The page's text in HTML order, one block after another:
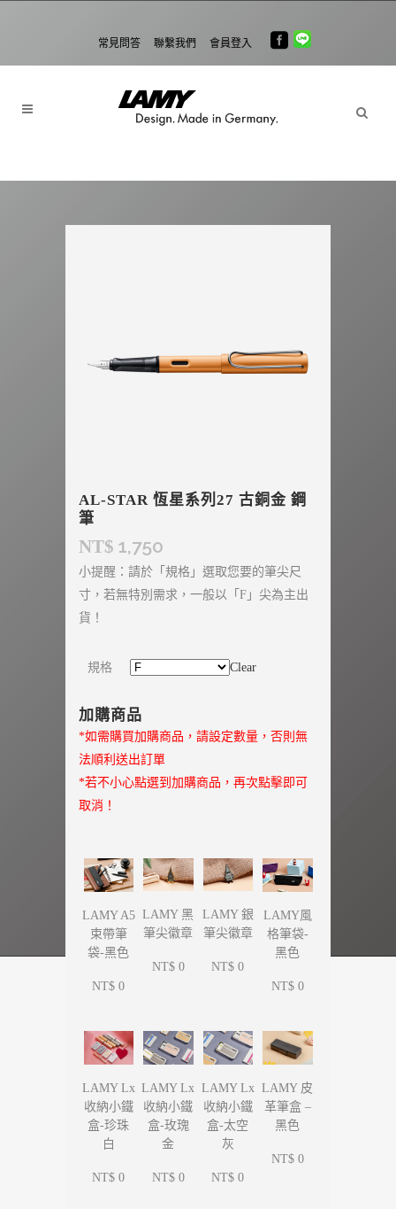
常見問答 聯繫我們 會員登入
AL-STAR 恆星系列27 古銅金 鋼
筆
NT$ 1,750
小提醒：請於「規格」選取您要的筆尖尺
寸，若無特別需求，一般以「F」尖為主出
貨！
規格 Clear
加購商品
*如需購買加購商品，請設定數量，否則無
法順利送出訂單
*若不小心點選到加購商品，再次點擊即可
取消！
LAMY A5
束帶筆
袋-黑色
NT$ 0
LAMY 黑
筆尖徽章
NT$ 0
LAMY 銀
筆尖徽章
NT$ 0
LAMY風
格筆袋-
黑色
NT$ 0
LAMY Lx
收納小鐵
盒-珍珠
白
NT$ 0
LAMY Lx
收納小鐵
盒-玫瑰
金
NT$ 0
LAMY Lx
收納小鐵
盒-太空
灰
NT$ 0
LAMY 皮
革筆盒 –
黑色
NT$ 0